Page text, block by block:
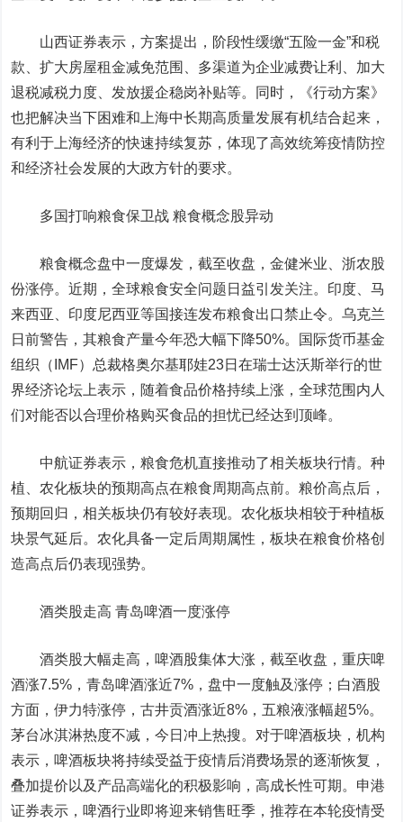
山西证券表示，方案提出，阶段性缓缴“五险一金”和税
款、扩大房屋租金减免范围、多渠道为企业减费让利、加大
退税减税力度、发放援企稳岗补贴等。同时，《行动方案》
也把解决当下困难和上海中长期高质量发展有机结合起来，
有利于上海经济的快速持续复苏，体现了高效统筹疫情防控
和经济社会发展的大政方针的要求。
多国打响粮食保卫战 粮食概念股异动
粮食概念盘中一度爆发，截至收盘，金健米业 、浙农股
份涨停。近期，全球粮食安全问题日益引发关注。印度、马
来西亚、印度尼西亚等国接连发布粮食出口禁止令。乌克兰
日前警告，其粮食产量今年恐大幅下降50%。国际货币基金
组织（IMF）总裁格奥尔基耶娃23日在瑞士达沃斯举行的世
界经济论坛上表示，随着食品价格持续上涨，全球范围内人
们对能否以合理价格购买食品的担忧已经达到顶峰。
中航证券表示，粮食危机直接推动了相关板块行情。种
植、农化板块的预期高点在粮食周期高点前。粮价高点后，
预期回归，相关板块仍有较好表现。农化板块相较于种植板
块景气延后。农化具备一定后周期属性，板块在粮食价格创
造高点后仍表现强势。
酒类股走高 青岛啤酒一度涨停
酒类股大幅走高，啤酒股集体大涨，截至收盘，重庆啤
酒涨7.5%，青岛啤酒涨近7%，盘中一度触及涨停；白酒股
方面，伊力特涨停，古井贡酒涨近8%，五粮液涨幅超5%。
茅台冰淇淋热度不减，今日冲上热搜。对于啤酒板块，机构
表示，啤酒板块将持续受益于疫情后消费场景的逐渐恢复，
叠加提价以及产品高端化的积极影响，高成长性可期。申港
证券表示，啤酒行业即将迎来销售旺季，推荐在本轮疫情受